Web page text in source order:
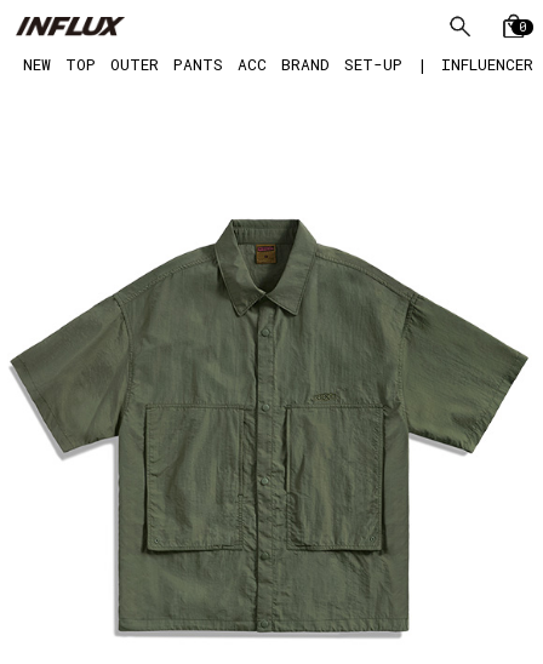
0
NEW TOP OUTER PANTS ACC BRAND SET-UP | INFLUENCER